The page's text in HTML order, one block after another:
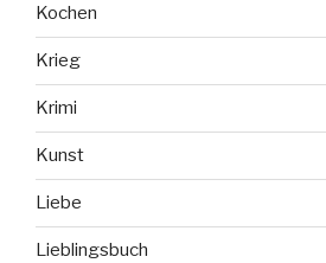
Kochen
Krieg
Krimi
Kunst
Liebe
Lieblingsbuch